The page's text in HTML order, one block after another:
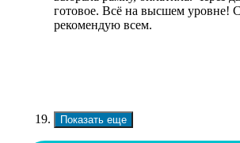
готовое. Всё на высшем уровне!
рекомендую всем.
Показать еще